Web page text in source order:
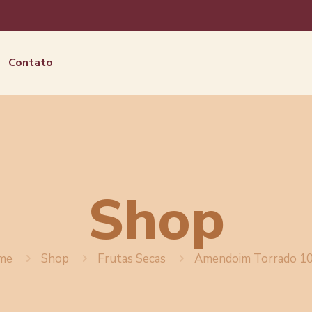
Contato
Shop
Shop Frutas Secas Amendoim Torrado